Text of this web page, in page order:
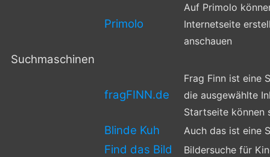
Primolo
Auf Primolo
Internetseite
anschauen
Suchmaschinen
fragFINN.de
Frag Finn ist eine
die ausgewählte
Startseite können
Blinde Kuh Auch das ist eine
Find das Bild Bildersuche für